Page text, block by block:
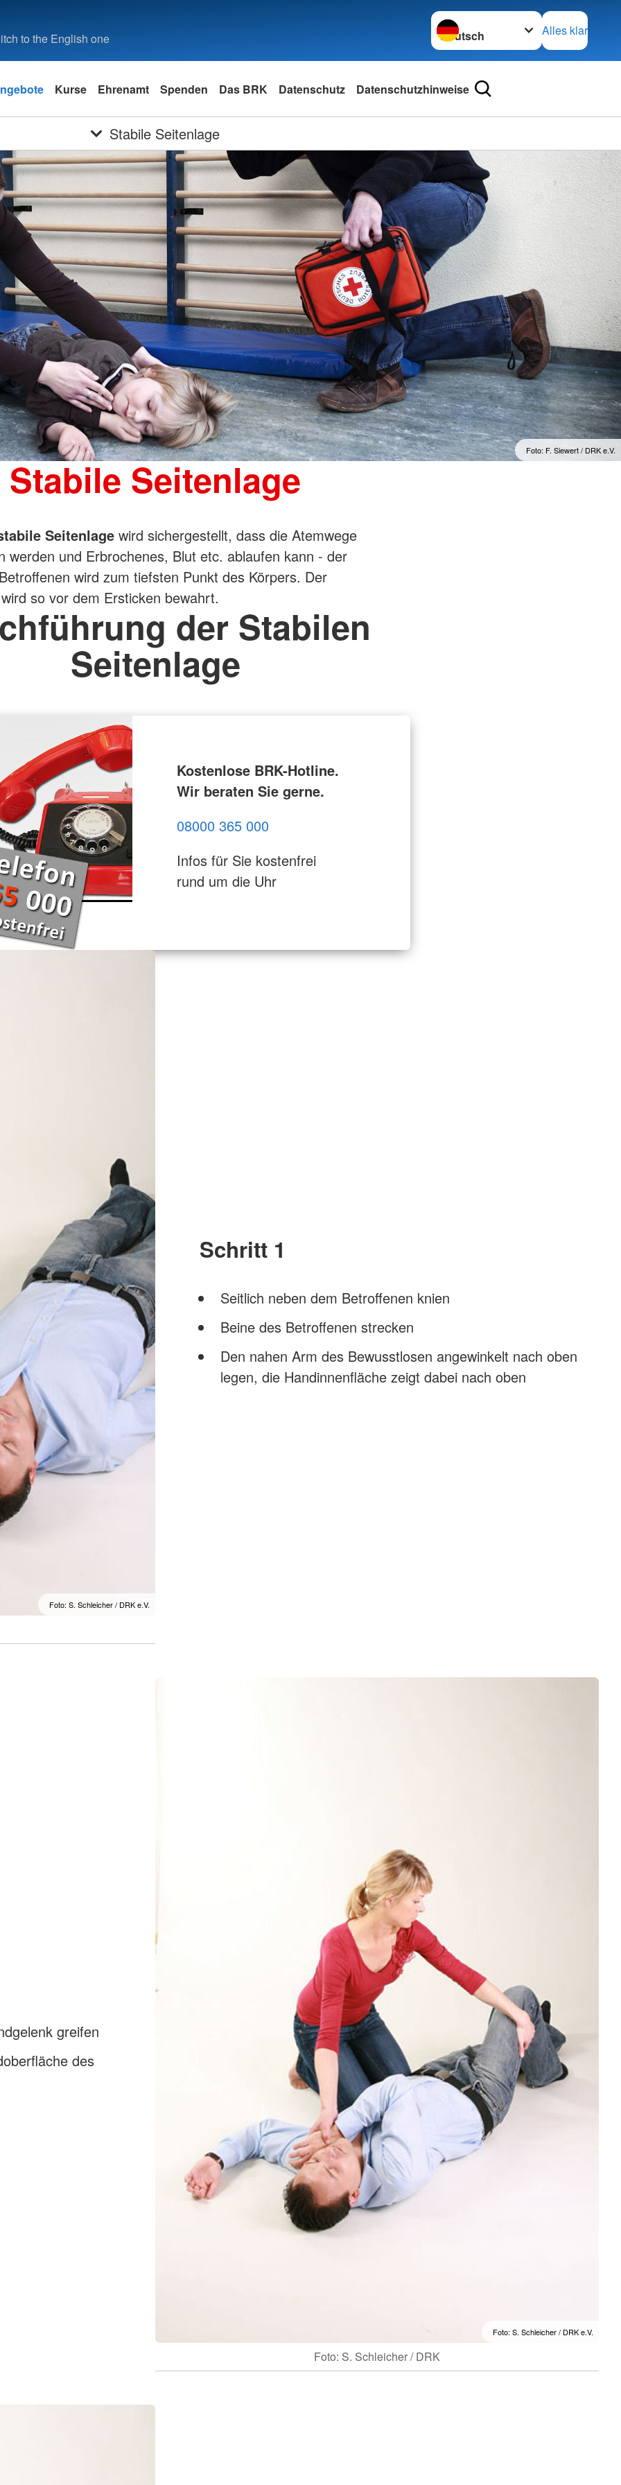
to the English one
Sprache wechseln zu
Alles klar
Kurse Ehrenamt Spenden Das BRK Datenschutz Datenschutzhinweise
Stabile Seitenlage
Foto: F. Siewert / DRK e.V.
Stabile Seitenlage
Seitenlage wird sichergestellt, dass die Atemwege
werden und Erbrochenes, Blut etc. ablaufen kann - der
wird zum tiefsten Punkt des Körpers. Der
so vor dem Ersticken bewahrt.
der Stabilen
Seitenlage
Kostenlose BRK-Hotline.
Wir beraten Sie gerne.
08000 365 000
Infos für Sie kostenfrei
rund um die Uhr
Foto: S. Schleicher / DRK e.V.
Schritt 1
Seitlich neben dem Betroffenen knien
Beine des Betroffenen strecken
Den nahen Arm des Bewusstlosen angewinkelt nach oben
legen, die Handinnenfläche zeigt dabei nach oben
Foto: S. Schleicher / DRK e.V.
Foto: S. Schleicher / DRK
greifen
des